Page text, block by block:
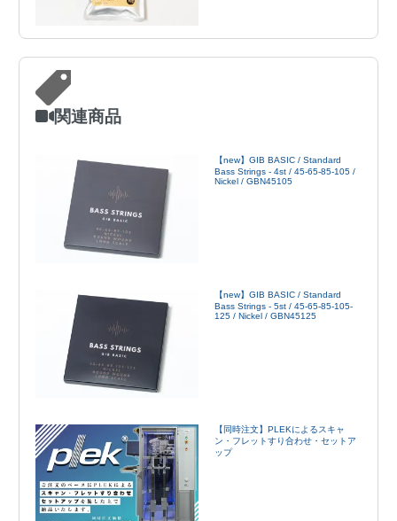
関連商品
【new】GIB BASIC / Standard
Bass Strings - 4st / 45-65-85-105 /
Nickel / GBN45105
【new】GIB BASIC / Standard
Bass Strings - 5st / 45-65-85-105-
125 / Nickel / GBN45125
【同時注文】PLEKによるスキャ
ン・フレットすり合わせ・セットア
ップ